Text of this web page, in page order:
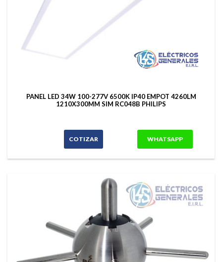
PANEL LED 34W 100-277V 6500K IP40 EMPOT 4260LM
1210X300MM SIM RC048B PHILIPS
COTIZAR WHATSAPP